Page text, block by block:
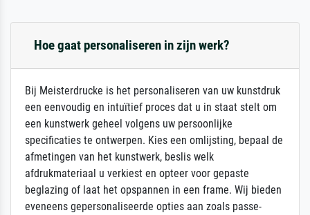
Hoe gaat personaliseren in zijn werk?
Bij Meisterdrucke is het personaliseren van uw kunstdruk
een eenvoudig en intuïtief proces dat u in staat stelt om
een kunstwerk geheel volgens uw persoonlijke
specificaties te ontwerpen. Kies een omlijsting, bepaal de
afmetingen van het kunstwerk, beslis welk
afdrukmateriaal u verkiest en opteer voor gepaste
beglazing of laat het opspannen in een frame. Wij bieden
eveneens gepersonaliseerde opties aan zoals passe-